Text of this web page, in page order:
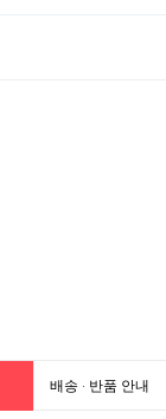
배송 · 반품 안내